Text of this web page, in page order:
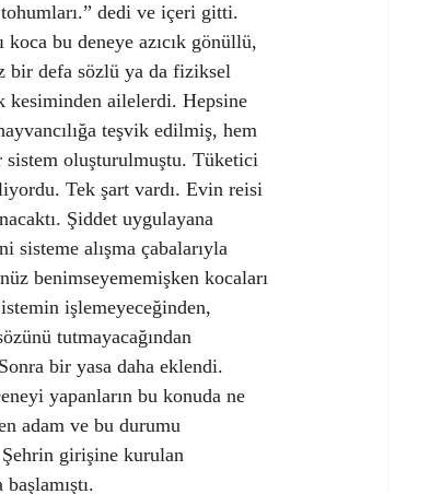
dedi ve içeri gitti.
bu deneye azıcık gönüllü,
bir defa sözlü ya da fiziksel
kesiminden ailelerdi. Hepsine
teşvik edilmiş, hem
sistem oluşturulmuştu. Tüketici
Tek şart vardı. Evin reisi
Şiddet uygulayana
sisteme alışma çabalarıyla
benimseyememişken kocaları
işlemeyeceğinden,
tutmayacağından
bir yasa daha eklendi.
yapanların bu konuda ne
adam ve bu durumu
Şehrin girişine kurulan